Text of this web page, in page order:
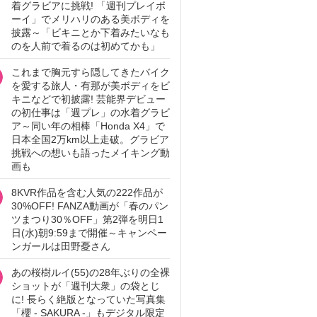
着グラビアに挑戦! 「週刊プレイボ
ーイ」でメリハリのある美ボディを
披露～「ビキニとか下着みたいなも
のを人前で着るのは初めてかも」
これまで胸元すら隠してきたバイク
を愛する旅人・有那が美ボディをビ
キニなどで初披露! 芸能界デビュー
の初仕事は「週プレ」の水着グラビ
ア～同い年の相棒「Honda X4」で
日本全国2万km以上走破。グラビア
挑戦への想いも語ったメイキング動
画も
8KVR作品を含む人気の222作品が
30%OFF! FANZA動画が「春のパン
ツまつり30％OFF」第2弾を明日1
日(水)朝9:59まで開催～キャンペー
ンガールは田野憂さん
あの桜樹ルイ(55)の28年ぶりの全裸
ショットが「週刊大衆」の袋とじ
に! 長らく絶版となっていた写真集
「櫻 - SAKURA -」もデジタル限定